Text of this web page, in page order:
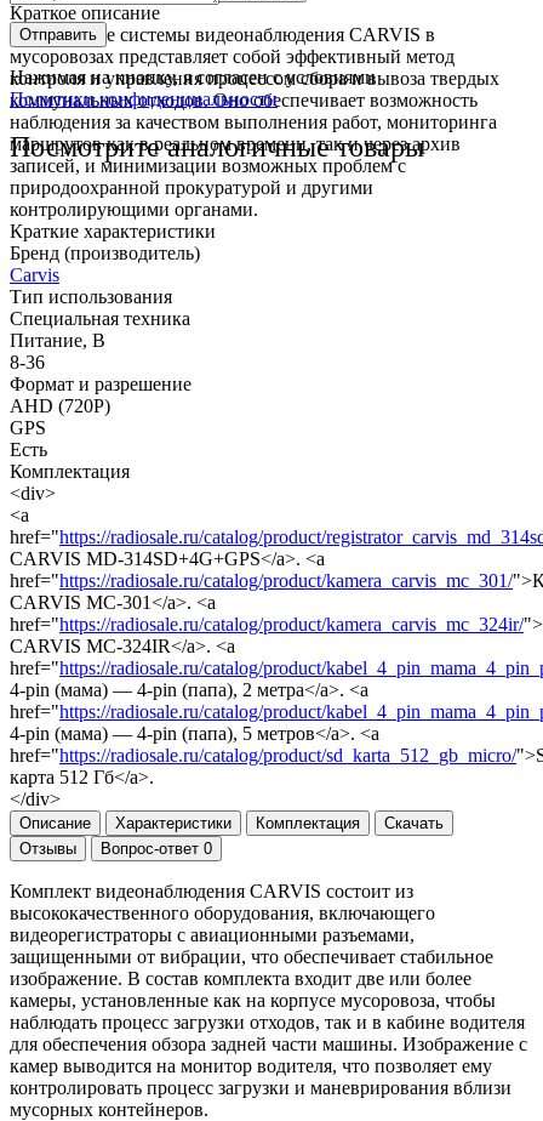
Отправить
Нажимая на кнопку, я согласен с условиями
Политики конфиденциальности
Посмотрите аналогичные товары
Краткое описание
Применение системы видеонаблюдения CARVIS в
мусоровозах представляет собой эффективный метод
контроля и управления процессом сбора и вывоза твердых
коммунальных отходов. Оно обеспечивает возможность
наблюдения за качеством выполнения работ, мониторинга
маршрутов как в реальном времени, так и через архив
записей, и минимизации возможных проблем с
природоохранной прокуратурой и другими
контролирующими органами.
Краткие характеристики
Бренд (производитель)
Carvis
Тип использования
Специальная техника
Питание, В
8-36
Формат и разрешение
AHD (720Р)
GPS
Есть
Комплектация
<div>
<a
href="https://radiosale.ru/catalog/product/
CARVIS MD-314SD+4G+GPS</a>. <a
href="https://radiosale.ru/catalog/product/kamera_carvis_mc_301/
CARVIS MC-301</a>. <a
href="https://radiosale.ru/catalog/product/kamera_carvis_mc_324ir/
CARVIS MC-324IR</a>. <a
href="https://radiosale.ru/catalog/product/
4-pin (мама) — 4-pin (папа), 2 метра</a>. <a
href="https://radiosale.ru/catalog/product/
4-pin (мама) — 4-pin (папа), 5 метров</a>. <a
href="https://radiosale.ru/catalog/product/sd_karta_512_gb_micro/
карта 512 Гб</a>.
</div>
Описание Характеристики Комплектация
Скачать
Отзывы
Вопрос-ответ 0
Комплект видеонаблюдения CARVIS состоит из
высококачественного оборудования, включающего
видеорегистраторы с авиационными разъемами,
защищенными от вибрации, что обеспечивает стабильное
изображение. В состав комплекта входит две или более
камеры, установленные как на корпусе мусоровоза, чтобы
наблюдать процесс загрузки отходов, так и в кабине водителя
для обеспечения обзора задней части машины. Изображение с
камер выводится на монитор водителя, что позволяет ему
контролировать процесс загрузки и маневрирования вблизи
мусорных контейнеров.